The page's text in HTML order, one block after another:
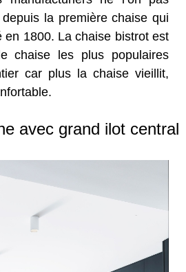
la première chaise qui
en 1800. La chaise bistrot est
chaise les plus populaires
car plus la chaise vieillit,
avec grand ilot central